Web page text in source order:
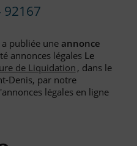
Légales
d'Annonces Légales
92167
a publiée une annonce
annonces légales Le
de Liquidation, dans le
Denis, par notre
légales en ligne